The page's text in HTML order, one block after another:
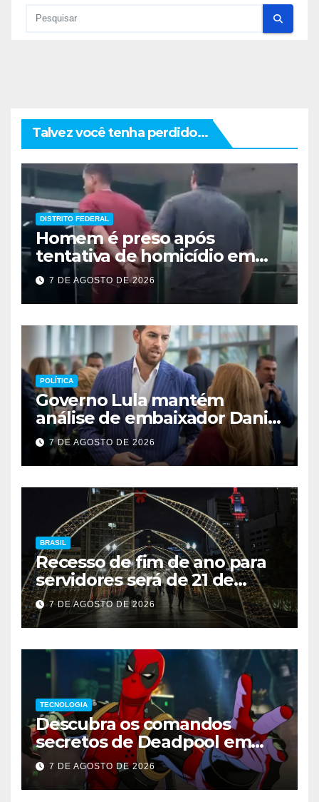
Talvez você tenha perdido...
DISTRITO FEDERAL
Homem é preso após
tentativa de homicídio em
festa em São Sebastião
7 DE AGOSTO DE 2026
POLÍTICA
Governo Lula mantém
análise de embaixador Daniel
Perez para depois das
eleições
7 DE AGOSTO DE 2026
BRASIL
Recesso de fim de ano para
servidores será de 21 de
dezembro a 1º de janeiro
7 DE AGOSTO DE 2026
TECNOLOGIA
Descubra os comandos
secretos de Deadpool em
Marvel Tokon
7 DE AGOSTO DE 2026